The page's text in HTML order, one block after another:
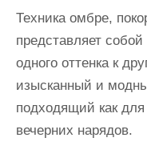
Техника омбре,
представляет
одного оттенка к
изысканный и
подходящий как
вечерних нарядов.